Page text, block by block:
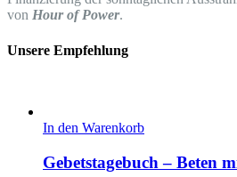
von Hour of Power.
Unsere Empfehlung
In den Warenkorb
Gebetstagebuch – Beten